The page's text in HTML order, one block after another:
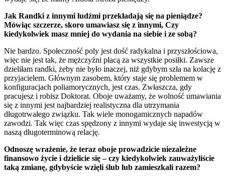
Jak Randki z innymi ludźmi przekładają się na pieniądze?
Mówiąc szczerze, skoro umawiasz się z innymi, Czy
kiedykolwiek masz mniej do wydania na siebie i ze sobą?
Nie bardzo. Społeczność poly jest dość radykalna i przyszłościowa,
więc nie jest tak, że mężczyźni płacą za wszystkie posiłki. Zawsze
dzieliłam randki, żeby nie było inaczej, niż gdybym szła na kolację z
przyjacielem. Głównym zasobem, który staje się problemem w
konfiguracjach poliamorycznych, jest czas. Zwłaszcza, gdy
pracujesz i robisz Doktorat. Oboje uważamy, że wolność umawiania
się z innymi jest najbardziej realistyczna dla utrzymania
długotrwałego związku. Tak wiele monogamicznych napadów
zawodzi. Tak więc czas spędzony z innymi wydaje się inwestycją w
naszą długoterminową relację.
Odnoszę wrażenie, że teraz oboje prowadzicie niezależne
finansowo życie i dzielicie się – czy kiedykolwiek zauważyliście
taką zmianę, gdybyście wzięli ślub lub zamieszkali razem?